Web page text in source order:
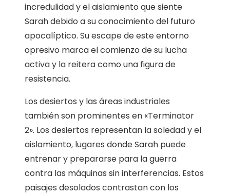
incredulidad y el aislamiento que siente
Sarah debido a su conocimiento del futuro
apocalíptico. Su escape de este entorno
opresivo marca el comienzo de su lucha
activa y la reitera como una figura de
resistencia.
Los desiertos y las áreas industriales
también son prominentes en «Terminator
2». Los desiertos representan la soledad y el
aislamiento, lugares donde Sarah puede
entrenar y prepararse para la guerra
contra las máquinas sin interferencias. Estos
paisajes desolados contrastan con los